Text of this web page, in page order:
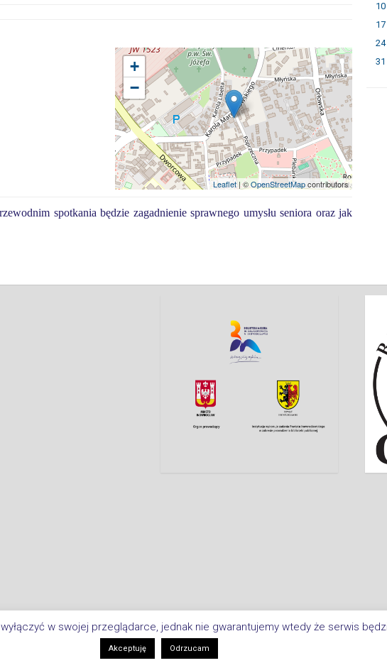
+
−
Leaflet| ©OpenStreetMapcontributors
spotkania będzie zagadnienie sprawnego umysłu seniora oraz jak
10
17
24
31
Copyright © 2026 Biblioteka Miejska Im. Jana
w swojej przeglądarce, jednak nie gwarantujemy wtedy że serwis
Akceptuję Odrzucam